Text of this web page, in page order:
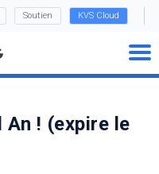
Soutien KVS Cloud
! (expire le